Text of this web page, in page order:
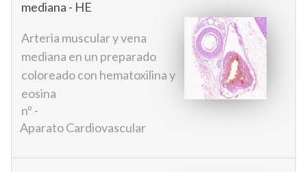
mediana - HE
Arteria muscular y vena
mediana en un preparado
coloreado con hematoxilina y
eosina
nº -
Aparato Cardiovascular